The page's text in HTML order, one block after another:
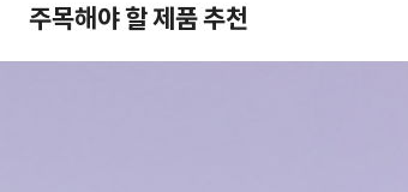
주목해야 할 제품 추천